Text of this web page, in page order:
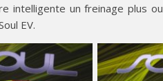
intelligente un freinage plus
EV.